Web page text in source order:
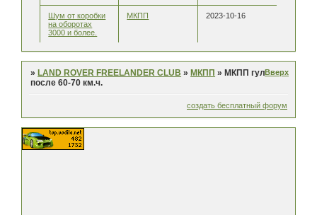
Шум от коробки
на оборотах
3000 и более.
МКПП 2023-10-16
» LAND ROVER FREELANDER CLUB » МКПП » МКПП гул
после 60-70 км.ч.
Вверх
создать бесплатный форум